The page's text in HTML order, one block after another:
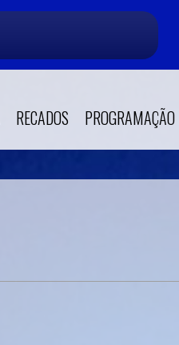
RECADOS PROGRAMAÇÃO